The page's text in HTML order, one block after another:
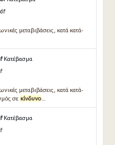
μεταβιβάσεις, κατά κατά-
Κατέβασμα
μεταβιβάσεις, κατά κατά-
σε κίνδυνο...
Κατέβασμα